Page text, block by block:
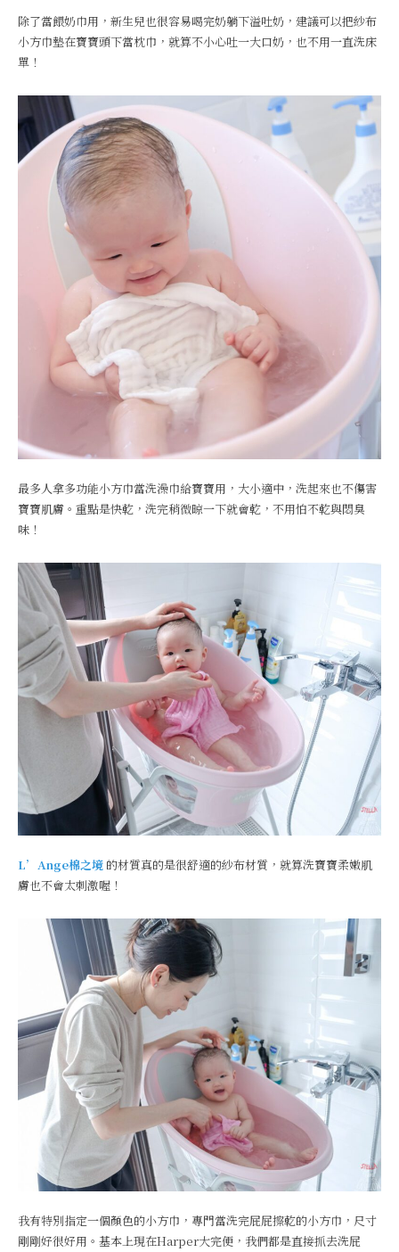
除了當餵奶巾用，新生兒也很容易喝完奶躺下溢吐奶，建議可以把紗布
小方巾墊在寶寶頭下當枕巾，就算不小心吐一大口奶，也不用一直洗床
單！
最多人拿多功能小方巾當洗澡巾給寶寶用，大小適中，洗起來也不傷害
寶寶肌膚。重點是快乾，洗完稍微晾一下就會乾，不用怕不乾與悶臭
味！
L’Ange棉之境 的材質真的是很舒適的紗布材質，就算洗寶寶柔嫩肌
膚也不會太刺激喔！
我有特別指定一個顏色的小方巾，專門當洗完屁屁擦乾的小方巾，尺寸
剛剛好很好用。基本上現在Harper大完便，我們都是直接抓去洗屁